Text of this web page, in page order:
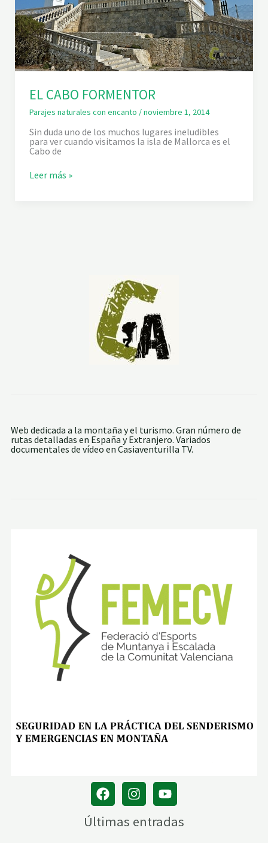
EL CABO FORMENTOR
Parajes naturales con encanto /noviembre 1, 2014
Sin duda uno de los muchos lugares ineludibles
para ver cuando visitamos la isla de Mallorca es el
Cabo de
ELeer más »
Web dedicada a la montaña y el turismo. Gran número de
rutas detalladas en España y Extranjero. Variados
documentales de vídeo en Casiaventurilla TV.
Últimas entradas